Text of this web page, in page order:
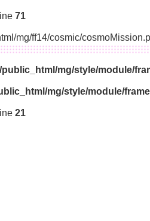
71
mg/ff14/cosmic/
mg/style/module/
mg/style/module/
21